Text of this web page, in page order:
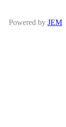
Powered by JEM